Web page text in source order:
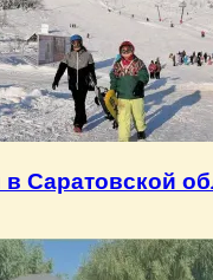
Саратовской